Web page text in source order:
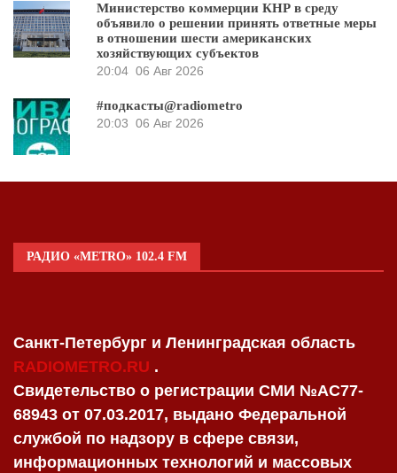
Министерство коммерции КНР в среду
объявило о решении принять ответные меры
в отношении шести американских
хозяйствующих субъектов
20:04 06 Авг 2026
#подкасты@radiometro
20:03 06 Авг 2026
РАДИО «METRO» 102.4 FM
Санкт-Петербург и Ленинградская область
RADIOMETRO.RU .
Свидетельство о регистрации СМИ №AC77-
68943 от 07.03.2017, выдано Федеральной
службой по надзору в сфере связи,
информационных технологий и массовых